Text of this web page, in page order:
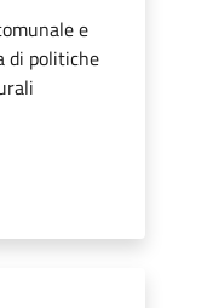
e
di politiche